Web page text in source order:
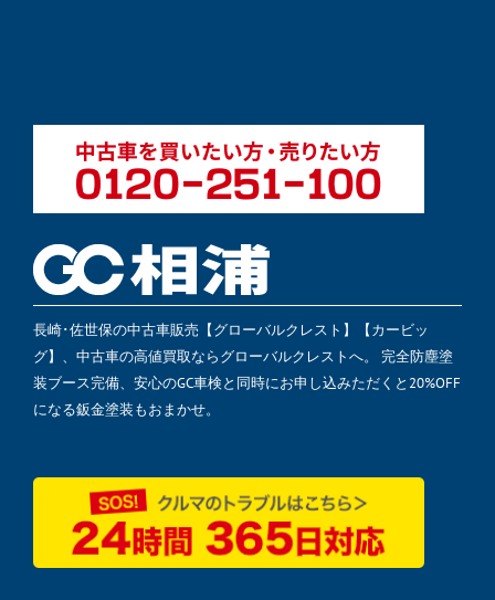
長崎･佐世保の中古車販売【グローバルクレスト】【カービッ
グ】、中古車の高値買取ならグローバルクレストへ。 完全防塵塗
装ブース完備、安心のGC車検と同時にお申し込みただくと20%OFF
になる鈑金塗装もおまかせ。